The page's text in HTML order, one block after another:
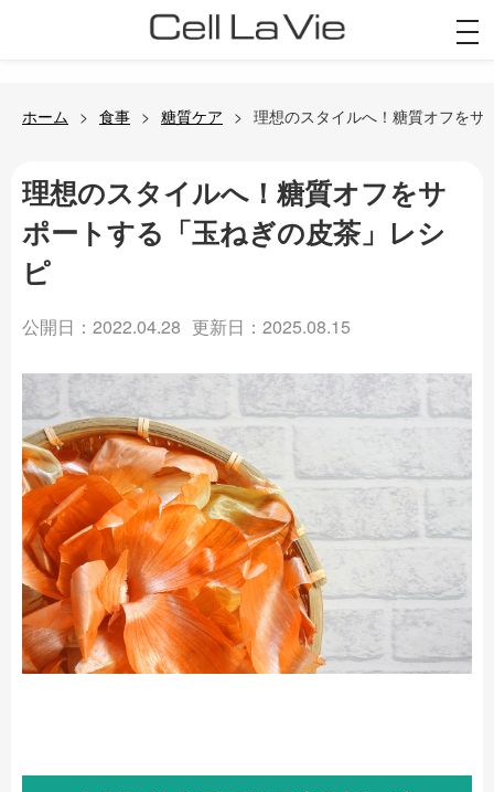
ホーム 食事 糖質ケア 理想のスタイルへ！糖質オフを
理想のスタイルへ！糖質オフをサ
ポートする「玉ねぎの皮茶」レシ
ピ
公開日：2022.04.28 更新日：2025.08.15